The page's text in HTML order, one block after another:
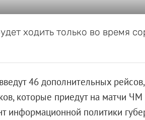
ходить только во время
46 дополнительных
которые приедут на матчи ЧМ
информационной политики